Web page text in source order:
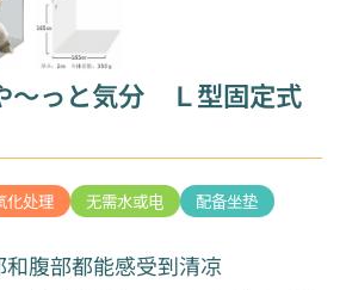
～っと気分 Ｌ型固定式
化处理 无需水或电 配备坐垫
腹部都能感受到清凉